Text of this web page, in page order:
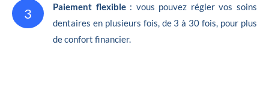
3 Paiement flexible: vous pouvez régler vos soins
dentaires en plusieurs fois, de 3 à 30 fois, pour plus
de confort financier.